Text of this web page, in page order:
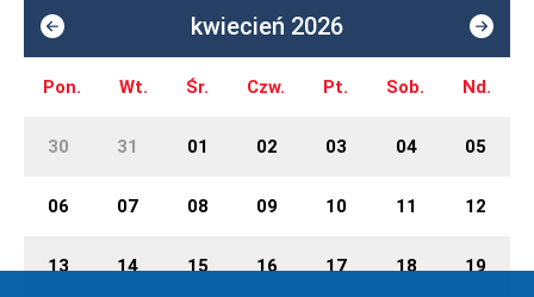
kwiecień 2026
Pon. Wt. Śr. Czw. Pt. Sob. Nd.
30 31 01 02 03 04 05
06 07 08 09 10 11 12
13 14 15 16 17 18 19